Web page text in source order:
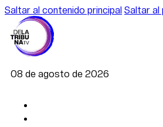
Saltar al contenido principal Saltar al
08 de agosto de 2026